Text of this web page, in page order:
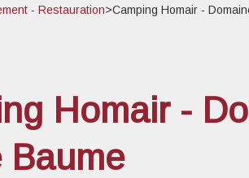
- Restauration>Camping Homair -
Homair -
Baume